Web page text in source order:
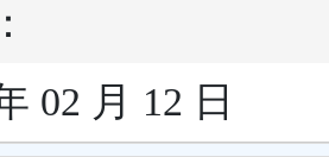
02 月 12 日